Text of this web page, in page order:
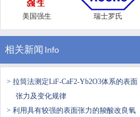
美国强生 瑞士罗氏
相关新闻 Info
> 拉筒法测定LiF-CaF2-Yb2O3体系的表面
张力及变化规律
> 利用具有较强的表面张力的羧酸改良氧